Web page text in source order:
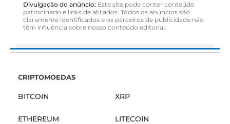
Divulgação do anúncio: Este site pode conter conteúdo
patrocinado e links de afiliados. Todos os anúncios são
claramente identificados e os parceiros de publicidade não
têm influência sobre nosso conteúdo editorial.
CRIPTOMOEDAS
BITCOIN XRP
ETHEREUM LITECOIN